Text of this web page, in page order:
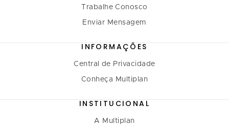
Trabalhe Conosco
Enviar Mensagem
INFORMAÇÕES
Central de Privacidade
Conheça Multiplan
INSTITUCIONAL
A Multiplan